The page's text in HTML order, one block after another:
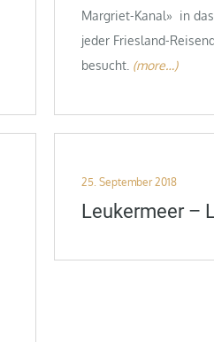
Margriet-Kanal» in
jeder Friesland-
besucht. (more…)
Posted
on
25. September 2018
Leukermeer –